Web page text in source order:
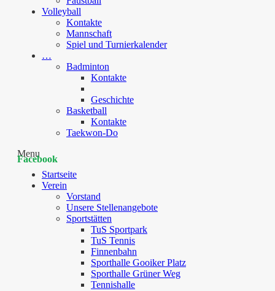
Volleyball
Kontakte
Mannschaft
Spiel und Turnierkalender
…
Badminton
Kontakte
Geschichte
Basketball
Kontakte
Taekwon-Do
Menu
Startseite
Verein
Vorstand
Unsere Stellenangebote
Sportstätten
TuS Sportpark
TuS Tennis
Finnenbahn
Sporthalle Gooiker Platz
Sporthalle Grüner Weg
Tennishalle
Facebook